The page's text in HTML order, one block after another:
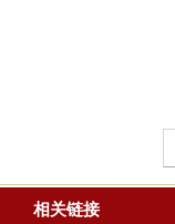
相关链接